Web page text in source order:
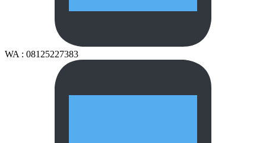
WA : 08125227383